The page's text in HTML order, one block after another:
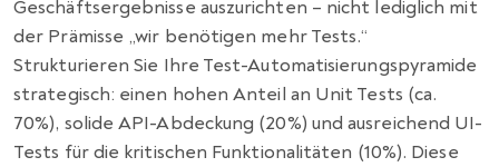
Geschäftsergebnisse auszurichten – nicht lediglich mit
der Prämisse „wir benötigen mehr Tests.“
Strukturieren Sie Ihre Test-Automatisierungspyramide
strategisch: einen hohen Anteil an Unit Tests (ca.
70%), solide API-Abdeckung (20%) und ausreichend UI-
Tests für die kritischen Funktionalitäten (10%). Diese